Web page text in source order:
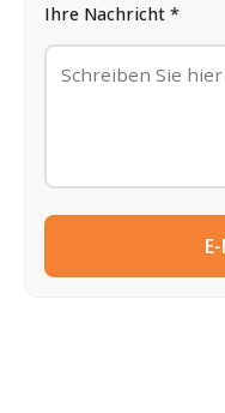
Ihre Nachricht *